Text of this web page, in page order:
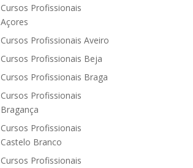
Cursos Profissionais
Açores
Cursos Profissionais Aveiro
Cursos Profissionais Beja
Cursos Profissionais Braga
Cursos Profissionais
Bragança
Cursos Profissionais
Castelo Branco
Cursos Profissionais